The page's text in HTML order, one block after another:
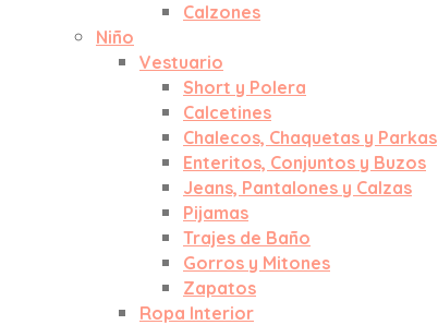
Calzones
Niño
Vestuario
Short y Polera
Calcetines
Chalecos, Chaquetas y Parkas
Enteritos, Conjuntos y Buzos
Jeans, Pantalones y Calzas
Pijamas
Trajes de Baño
Gorros y Mitones
Zapatos
Ropa Interior